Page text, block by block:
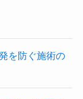
を防ぐ施術の